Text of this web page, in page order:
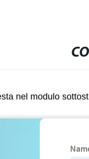
nel modulo